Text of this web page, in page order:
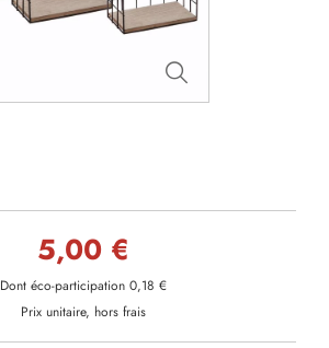
5,00 €
Dont éco-participation 0,18 €
Prix unitaire, hors frais